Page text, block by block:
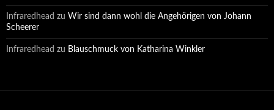
Infraredhead zu Wir sind dann wohl die Angehörigen von Johann
Scheerer
Infraredhead zu Blauschmuck von Katharina Winkler